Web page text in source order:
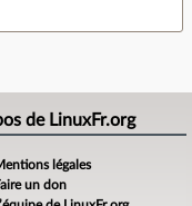
de LinuxFr.org
légales
un don